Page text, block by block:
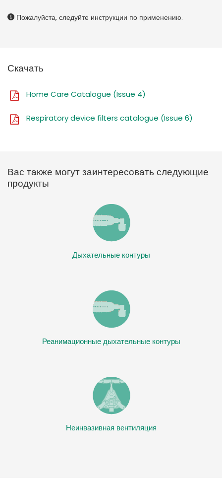
Пожалуйста, следуйте инструкции по применению.
Скачать
Home Care Catalogue (Issue 4)
Respiratory device filters catalogue (Issue 6)
Вас также могут заинтересовать следующие
продукты
Дыхательные контуры
Реанимационные дыхательные контуры
Неинвазивная вентиляция